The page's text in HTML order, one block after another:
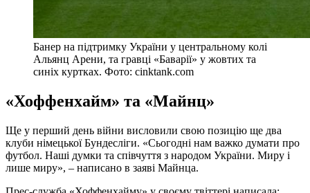
Банер на підтримку України у центральному колі
Альянц Арени, та гравці «Баварії» у жовтих та
синіх куртках. Фото: cinktank.com
«Хоффенхайм» та «Майнц»
Ще у перший день війни висловили свою позицію ще два
клуби німецької Бундесліги. «Сьогодні нам важко думати про
футбол. Наші думки та співчуття з народом України. Миру і
лише миру», – написано в заяві Майнца.